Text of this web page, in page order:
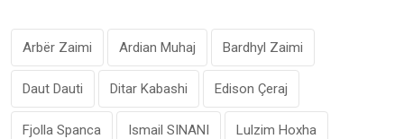
Arbër Zaimi Ardian Muhaj Bardhyl Zaimi
Daut Dauti Ditar Kabashi Edison Çeraj
Fjolla Spanca Ismail SINANI Lulzim Hoxha